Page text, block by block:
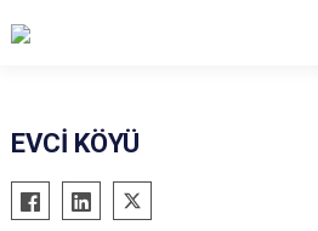
Alaca
EVCİ KÖYÜ